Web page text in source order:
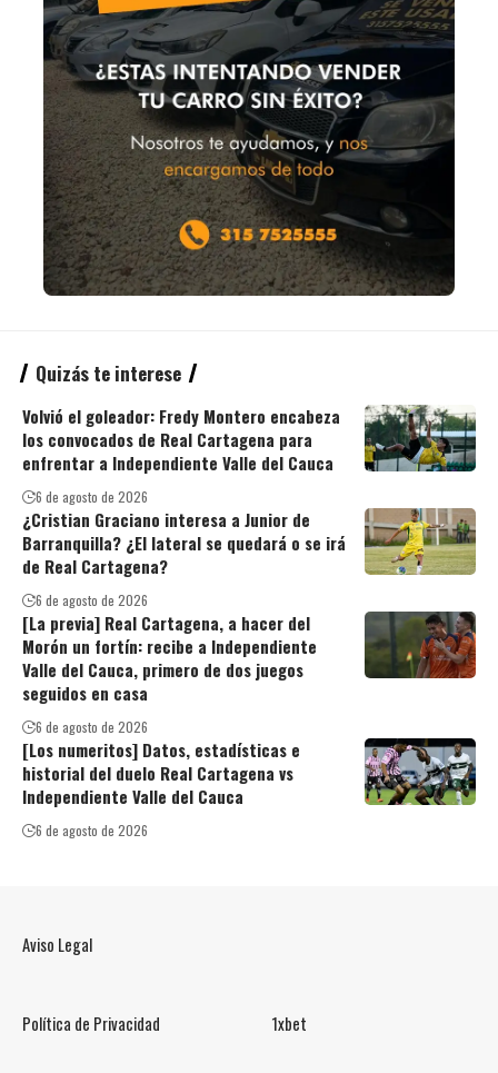
Quizás te interese
Volvió el goleador: Fredy Montero encabeza
los convocados de Real Cartagena para
enfrentar a Independiente Valle del Cauca
6 de agosto de 2026
¿Cristian Graciano interesa a Junior de
Barranquilla? ¿El lateral se quedará o se irá
de Real Cartagena?
6 de agosto de 2026
[La previa] Real Cartagena, a hacer del
Morón un fortín: recibe a Independiente
Valle del Cauca, primero de dos juegos
seguidos en casa
6 de agosto de 2026
[Los numeritos] Datos, estadísticas e
historial del duelo Real Cartagena vs
Independiente Valle del Cauca
6 de agosto de 2026
Aviso Legal
Política de Privacidad 1xbet